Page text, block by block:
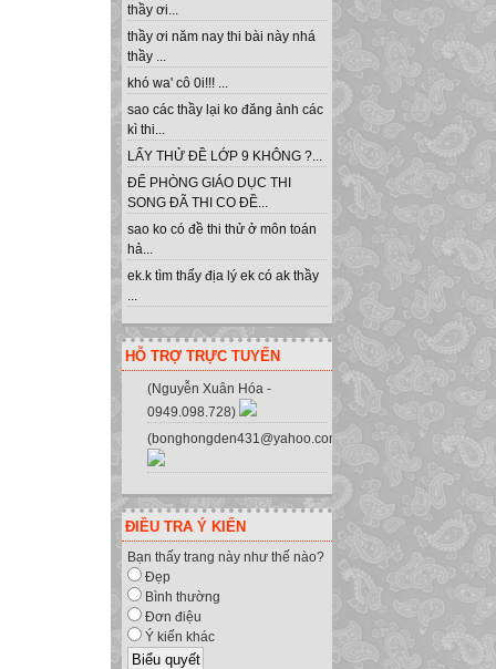
thầy ơi...
thầy ơi năm nay thi bài này nhá
thầy ...
khó wa' cô 0i!!! ...
sao các thầy lại ko đăng ảnh các
kì thi...
LẤY THỬ ĐỀ LỚP 9 KHÔNG ?...
ĐỂ PHÒNG GIÁO DỤC THI
SONG ĐÃ THI CO ĐỀ...
sao ko có đề thi thử ở môn toán
hả...
ek.k tìm thấy địa lý ek có ak thầy
...
HỖ TRỢ TRỰC TUYẾN
(Nguyễn Xuân Hóa -
0949.098.728)
(bonghongden431@yahoo.com.vn)
ĐIỀU TRA Ý KIẾN
Bạn thấy trang này như thế nào?
Đẹp
Bình thường
Đơn điệu
Ý kiến khác